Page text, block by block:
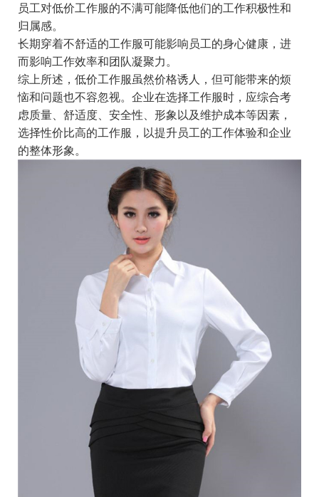
员工对低价工作服的不满可能降低他们的工作积极性和
归属感。
长期穿着不舒适的工作服可能影响员工的身心健康，进
而影响工作效率和团队凝聚力。
综上所述，低价工作服虽然价格诱人，但可能带来的烦
恼和问题也不容忽视。企业在选择工作服时，应综合考
虑质量、舒适度、安全性、形象以及维护成本等因素，
选择性价比高的工作服，以提升员工的工作体验和企业
的整体形象。